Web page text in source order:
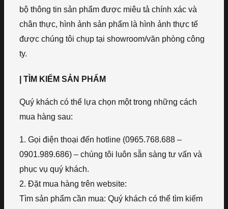
bộ thông tin sản phẩm được miêu tả chính xác và
chân thực, hình ảnh sản phẩm là hình ảnh thực tế
được chúng tôi chụp tại showroom/văn phòng công
ty.
| TÌM KIẾM SẢN PHẨM
Quý khách có thể lựa chọn một trong những cách
mua hàng sau:
1. Gọi điện thoại đến hotline (0965.768.688 –
0901.989.686) – chúng tôi luôn sẵn sàng tư vấn và
phục vụ quý khách.
2. Đặt mua hàng trên website:
Tìm sản phẩm cần mua: Quý khách có thể tìm kiếm